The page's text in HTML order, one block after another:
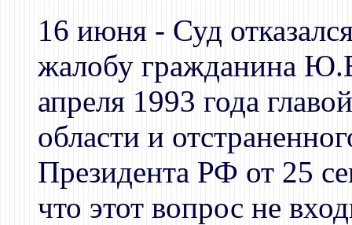
16 июня - Суд
жалобу гражданина
апреля 1993 года
области и
Президента РФ от 25
что этот вопрос не